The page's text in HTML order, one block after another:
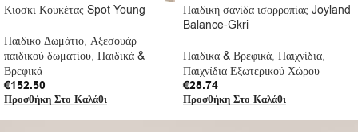
Κιόσκι Κουκέτας Spot Young
Παιδικό Δωμάτιο, Αξεσουάρ
παιδικού δωματίου, Παιδικά &
Βρεφικά
€152.50
Προσθήκη Στο Καλάθι
Παιδική σανίδα ισορροπίας Joyland
Balance-Gkri
Παιδικά & Βρεφικά, Παιχνίδια,
Παιχνίδια Εξωτερικού Χώρου
€28.74
Προσθήκη Στο Καλάθι